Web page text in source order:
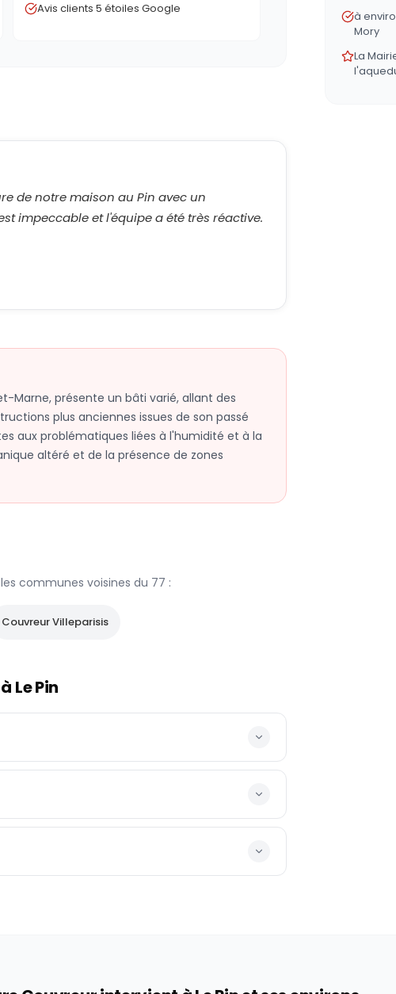
Avis clients 5 étoiles Google
de notre maison au Pin avec un
impeccable et l'équipe a été très réactive.
Marne, présente un bâti varié, allant des
plus anciennes issues de son passé
aux problématiques liées à l'humidité et à la
altéré et de la présence de zones
communes voisines du 77 :
CouvreurVilleparisis
Le Pin
à
Mory
La